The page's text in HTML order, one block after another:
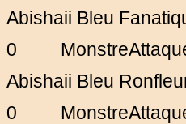
Abishaii Bleu
0
Abishaii Bleu
0